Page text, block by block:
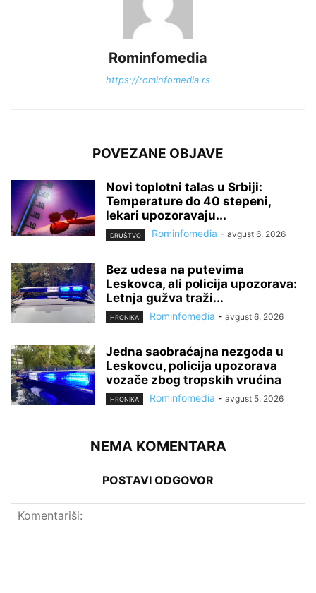
Rominfomedia
https://rominfomedia.rs
POVEZANE OBJAVE
Novi toplotni talas u Srbiji:
Temperature do 40 stepeni,
lekari upozoravaju...
DRUŠTVO Rominfomedia - avgust 6, 2026
Bez udesa na putevima
Leskovca, ali policija upozorava:
Letnja gužva traži...
HRONIKA Rominfomedia - avgust 6, 2026
Jedna saobraćajna nezgoda u
Leskovcu, policija upozorava
vozače zbog tropskih vrućina
HRONIKA Rominfomedia - avgust 5, 2026
NEMA KOMENTARA
POSTAVI ODGOVOR